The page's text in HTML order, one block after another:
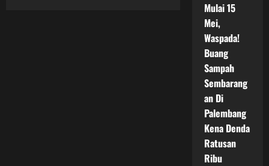
Mulai 15
Mei,
Waspada!
Buang
Sampah
Sembarang
an Di
Palembang
Kena Denda
Ratusan
Ribu